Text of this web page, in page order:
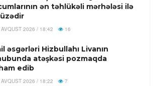
ən təhlükəli mərhələsi ilə
2026 / 18:42 16
əsgərləri Hizbullahı Livanın
atəşkəsi pozmaqda
edib
2026 / 18:22 7